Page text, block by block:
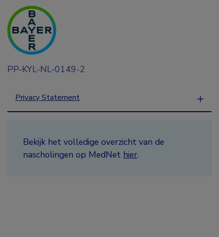
PP-KYL-NL-0149-2
Privacy Statement
Bekijk het volledige overzicht van de
nascholingen op MedNet hier.